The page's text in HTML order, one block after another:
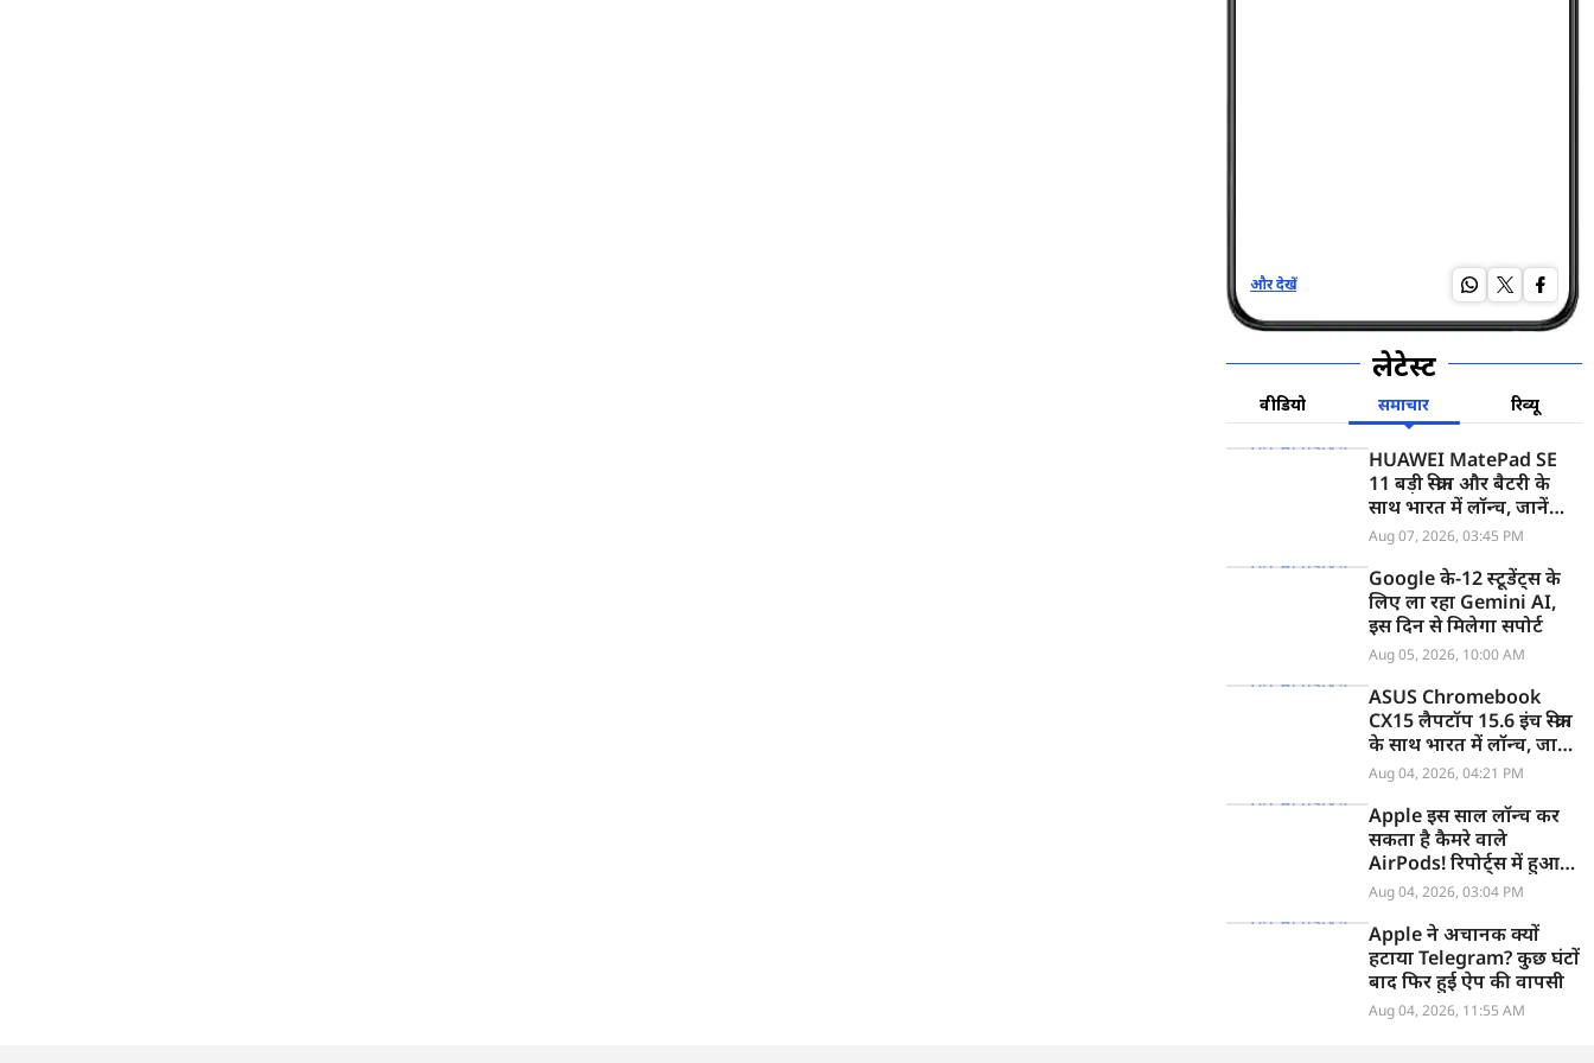
और देखें
लेटेस्ट
वीडियो समाचार रिव्यू
HUAWEI MatePad SE
11 बड़ी स्क्रीन और बैटरी के
साथ भारत में लॉन्च, जानें
कीमत
Aug 07, 2026, 03:45 PM
Google के-12 स्टूडेंट्स के
लिए ला रहा Gemini AI,
इस दिन से मिलेगा सपोर्ट
Aug 05, 2026, 10:00 AM
ASUS Chromebook
CX15 लैपटॉप 15.6 इंच स्क्रीन
के साथ भारत में लॉन्च, जानें
कीमत
Aug 04, 2026, 04:21 PM
Apple इस साल लॉन्च कर
सकता है कैमरे वाले
AirPods! रिपोर्ट्स में हुआ
खुलासा
Aug 04, 2026, 03:04 PM
Apple ने अचानक क्यों
हटाया Telegram? कुछ घंटों
बाद फिर हुई ऐप की वापसी
Aug 04, 2026, 11:55 AM